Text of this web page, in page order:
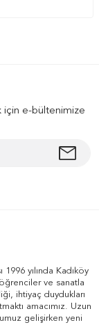
için e-bültenimize
yılında Kadıköy
ve sanatla
ihtiyaç duydukları
amacımız. Uzun
gelişirken yeni